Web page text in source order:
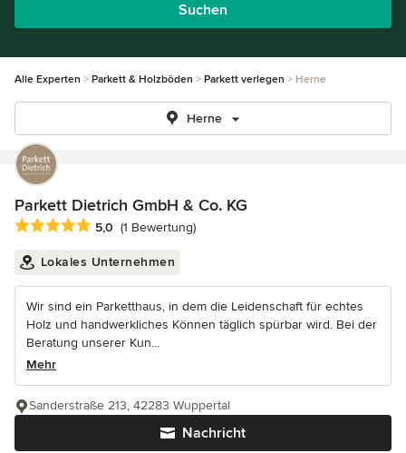
Suchen
Alle Experten Parkett & Holzböden Parkett verlegen Herne
Herne
Parkett Dietrich GmbH & Co. KG
Durchschnittliche Bewertung: 5 von 5 Sternen
5,0 (1 Bewertung)
Lokales Unternehmen
Wir sind ein Parketthaus, in dem die Leidenschaft für echtes
Holz und handwerkliches Können täglich spürbar wird. Bei der
Beratung unserer Kun...
Mehr
Nachricht
Sanderstraße 213, 42283 Wuppertal